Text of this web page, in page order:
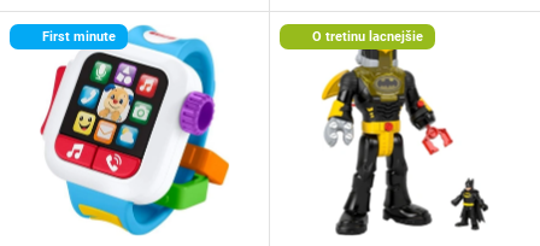
First minute O tretinu lacnejšie